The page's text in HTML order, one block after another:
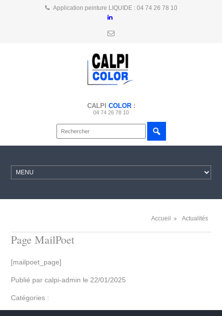
Application peinture LIQUIDE : 04 74 26 78 10
CALPI COLOR:
04 74 26 78 10
Accueil Actualités
Page MailPoet
[mailpoet_page]
Publié parcalpi-admin le 22/01/2025
Catégories :